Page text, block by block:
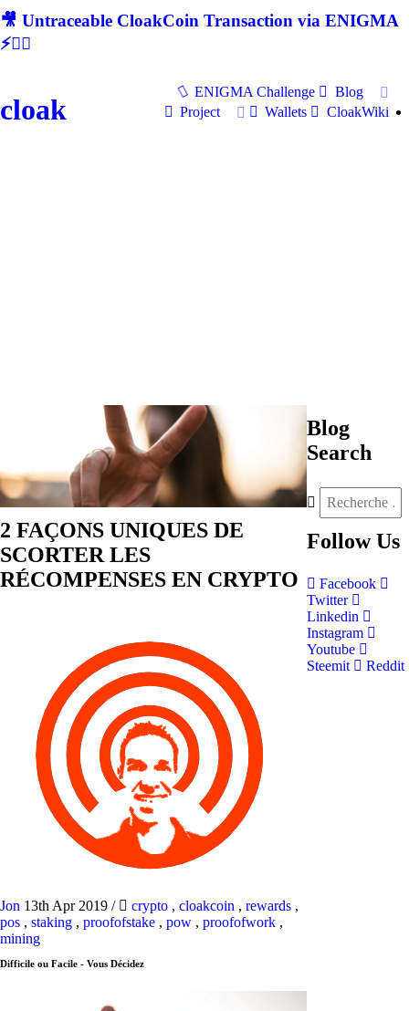
🎥 Untraceable CloakCoin Transaction via ENIGMA
⚡🕵‍♂
cloak
ENIGMA Challenge
Blog
Project
Wallets CloakWiki
2 FAÇONS UNIQUES DE
SCORTER LES
RÉCOMPENSES EN CRYPTO
Jon 13th Apr 2019 / crypto , cloakcoin , rewards ,
pos , staking , proofofstake , pow , proofofwork ,
mining
Difficile ou Facile - Vous Décidez
Blog
Search
Follow Us
Facebook
Twitter
Linkedin
Instagram
Youtube
Steemit
Reddit